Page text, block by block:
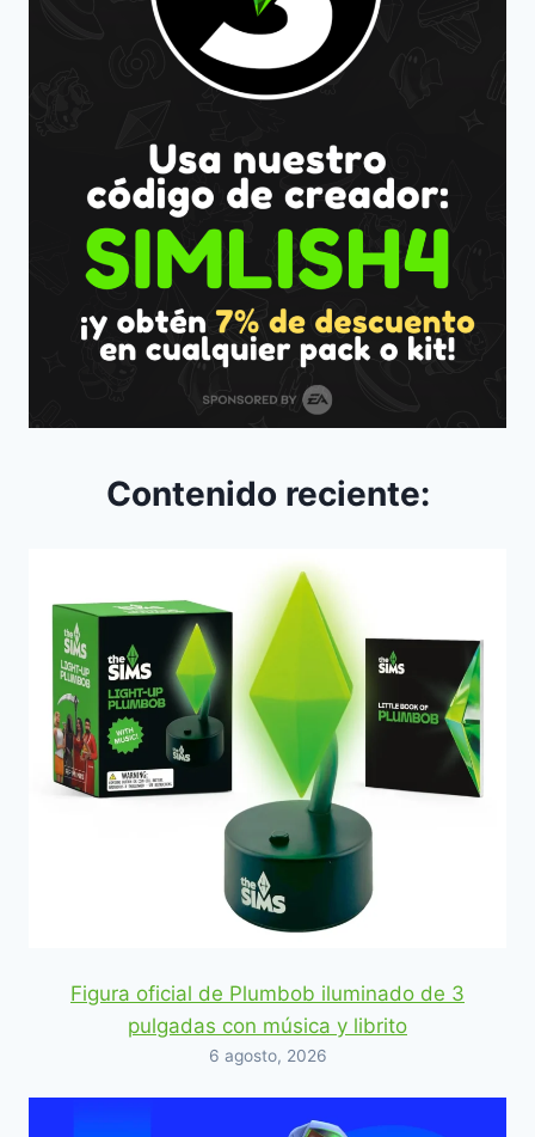
Contenido reciente:
Figura oficial de Plumbob iluminado de 3
pulgadas con música y librito
6 agosto, 2026